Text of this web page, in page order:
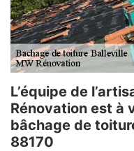
L’équipe de
Rénovation est à
bâchage de
88170